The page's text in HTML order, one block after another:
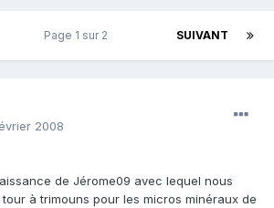
SUIVANT
Page 1 sur 2
2008
de Jérome09 avec lequel nous
à trimouns pour les micros minéraux de